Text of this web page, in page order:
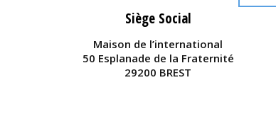
Siège Social
Maison de l’international
50 Esplanade de la Fraternité
29200 BREST